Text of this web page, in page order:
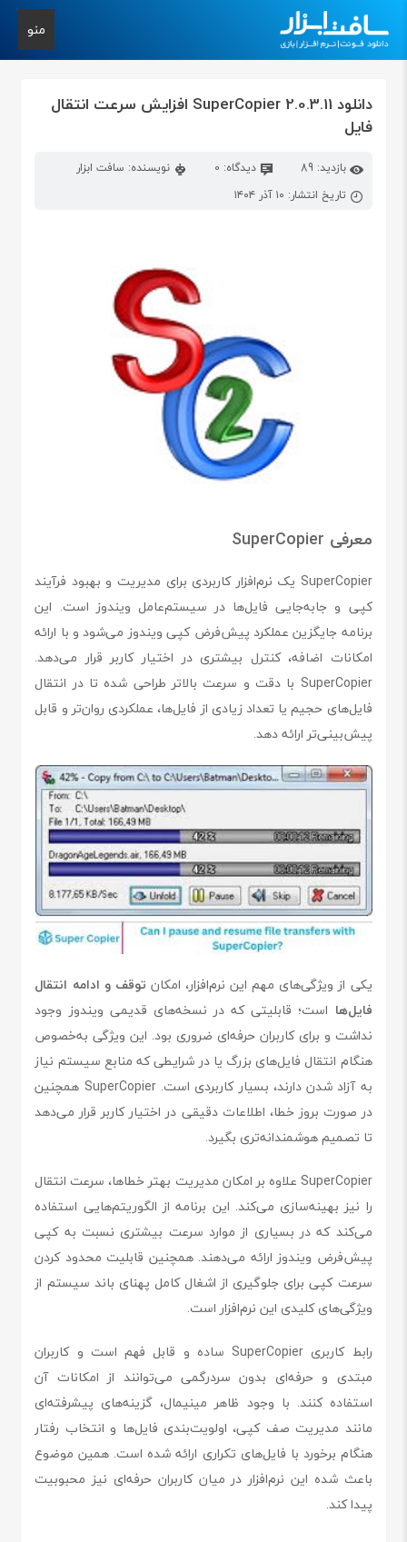
منو
دانلود SuperCopier 2.0.3.11 افزایش سرعت انتقال
فایل
بازدید: 89 دیدگاه: 0
نویسنده: سافت ابزار
تاریخ انتشار: ۱۰ آذر ۱۴۰۴
معرفی SuperCopier
SuperCopier یک نرم‌افزار کاربردی برای مدیریت و بهبود فرآیند
کپی و جابه‌جایی فایل‌ها در سیستم‌عامل ویندوز است. این
برنامه جایگزین عملکرد پیش‌فرض کپی ویندوز می‌شود و با ارائه
امکانات اضافه، کنترل بیشتری در اختیار کاربر قرار می‌دهد.
SuperCopier با دقت و سرعت بالاتر طراحی شده تا در انتقال
فایل‌های حجیم یا تعداد زیادی از فایل‌ها، عملکردی روان‌تر و قابل
پیش‌بینی‌تر ارائه دهد.
یکی از ویژگی‌های مهم این نرم‌افزار، امکان توقف و ادامه انتقال
فایل‌ها است؛ قابلیتی که در نسخه‌های قدیمی ویندوز وجود
نداشت و برای کاربران حرفه‌ای ضروری بود. این ویژگی به‌خصوص
هنگام انتقال فایل‌های بزرگ یا در شرایطی که منابع سیستم نیاز
به آزاد شدن دارند، بسیار کاربردی است. SuperCopier همچنین
در صورت بروز خطا، اطلاعات دقیقی در اختیار کاربر قرار می‌دهد
تا تصمیم هوشمندانه‌تری بگیرد.
SuperCopier علاوه بر امکان مدیریت بهتر خطاها، سرعت انتقال
را نیز بهینه‌سازی می‌کند. این برنامه از الگوریتم‌هایی استفاده
می‌کند که در بسیاری از موارد سرعت بیشتری نسبت به کپی
پیش‌فرض ویندوز ارائه می‌دهند. همچنین قابلیت محدود کردن
سرعت کپی برای جلوگیری از اشغال کامل پهنای باند سیستم از
ویژگی‌های کلیدی این نرم‌افزار است.
رابط کاربری SuperCopier ساده و قابل فهم است و کاربران
مبتدی و حرفه‌ای بدون سردرگمی می‌توانند از امکانات آن
استفاده کنند. با وجود ظاهر مینیمال، گزینه‌های پیشرفته‌ای
مانند مدیریت صف کپی، اولویت‌بندی فایل‌ها و انتخاب رفتار
هنگام برخورد با فایل‌های تکراری ارائه شده است. همین موضوع
باعث شده این نرم‌افزار در میان کاربران حرفه‌ای نیز محبوبیت
پیدا کند.